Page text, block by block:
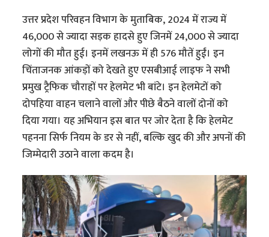
उत्तर प्रदेश परिवहन विभाग के मुताबिक, 2024 में राज्य में
46,000 से ज्यादा सड़क हादसे हुए जिनमें 24,000 से ज्यादा
लोगों की मौत हुई। इनमें लखनऊ में ही 576 मौतें हुईं। इन
चिंताजनक आंकड़ों को देखते हुए एसबीआई लाइफ ने सभी
प्रमुख ट्रैफिक चौराहों पर हेलमेट भी बांटे। इन हेलमेटों को
दोपहिया वाहन चलाने वालों और पीछे बैठने वालों दोनों को
दिया गया। यह अभियान इस बात पर जोर देता है कि हेलमेट
पहनना सिर्फ नियम के डर से नहीं, बल्कि खुद की और अपनों की
जिम्मेदारी उठाने वाला कदम है।